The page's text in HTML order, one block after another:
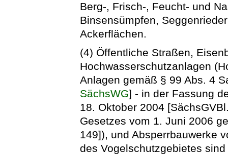
Berg-, Frisch-, Feucht- und
Binsensümpfen,
Ackerflächen.
(4) Öffentliche Straßen,
Hochwasserschutzanlagen
Anlagen gemäß § 99 Abs. 4
SächsWG] - in der Fassung
18. Oktober 2004
Gesetzes vom 1. Juni 2006
149]), und Absperrbauwerke
des Vogelschutzgebietes